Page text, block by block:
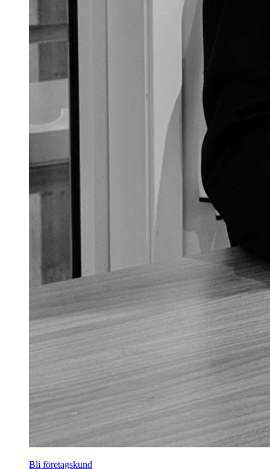
Bli företagskund